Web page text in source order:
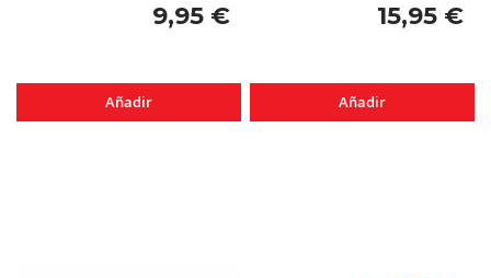
9,95 €
Añadir
15,95 €
Añadir